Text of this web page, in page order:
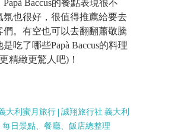
Baccus的餐點表現很不
氛也很好，很值得推薦給要去
們。有空也可以去翻翻蕭敬騰
吃了哪些Papà Baccus的料理
精緻更驚人吧)！
大利蜜月旅行| 誠翔旅行社 義大利
每日景點、餐廳、飯店總整理